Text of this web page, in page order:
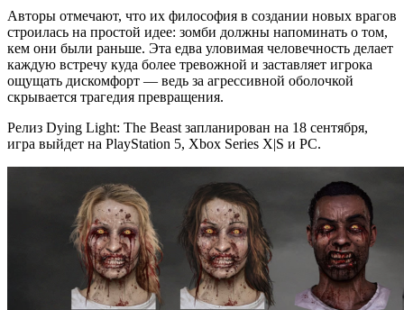
Авторы отмечают, что их философия в создании новых врагов
строилась на простой идее: зомби должны напоминать о том,
кем они были раньше. Эта едва уловимая человечность делает
каждую встречу куда более тревожной и заставляет игрока
ощущать дискомфорт — ведь за агрессивной оболочкой
скрывается трагедия превращения.
Релиз Dying Light: The Beast запланирован на 18 сентября,
игра выйдет на PlayStation 5, Xbox Series X|S и PC.